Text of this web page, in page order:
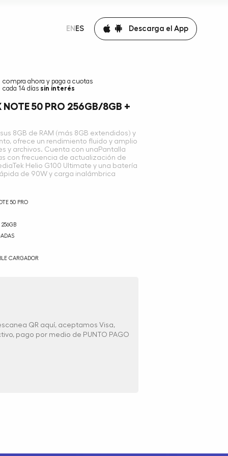
EN ES Descarga el App
compra ahora y paga a cuotas
cada 14 días sin interés
NOTE 50 PRO 256GB/8GB +
8GB de RAM (más 8GB extendidos) y
ofrece un rendimiento fluido y amplio
y archivos. Cuenta con unaPantalla
con frecuencia de actualización de
Helio G100 Ultimate y una batería
de 90W y carga inalámbrica
50 PRO
256GB
CARGADOR
QR aquí, aceptamos Visa,
pago por medio de PUNTO PAGO